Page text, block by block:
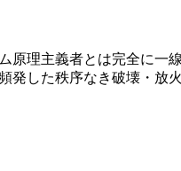
理主義者とは完全に
した秩序なき破壊・放